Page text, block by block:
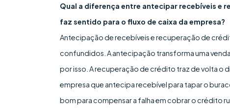
Qual a diferença entre antecipar recebíveis e
faz sentido para o fluxo de caixa da empresa?
Antecipação de recebíveis e recuperação de
confundidos. A antecipação transforma uma
por isso. A recuperação de crédito traz de volta o
empresa que antecipa recebível para tapar o
bom para compensar a falha em cobrar o crédito